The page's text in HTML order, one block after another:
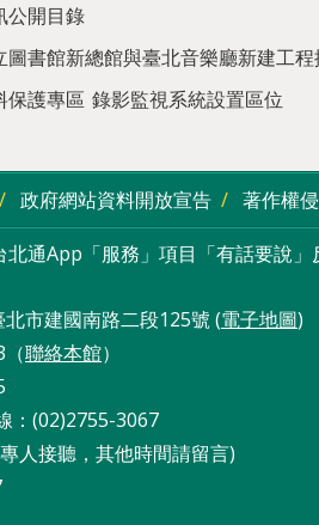
公開目錄
圖書館新總館與臺北音樂廳新建工
保護專區 錄影監視系統設置區位
政府網站資料開放宣告 著作權
通App「服務」項目「有話要說」
市建國南路二段125號 (電子地圖)
聯絡本館）
：(02)2755-3067
人接聽，其他時間請留言)